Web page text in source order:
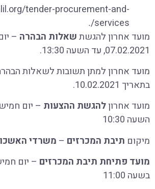
tender-procurement-and-
services/
.
מועד אחרון להגשתשאלות הבהרה –
07.02.2021, עד השעה 13:30.
מועד אחרון למתן תשובות לשאלות
בתאריך 10.02.2021.
מועד אחרוןלהגשת ההצעות
השעה 10:30
מיקום תיבת המכרזים – משרדי
מועד פתיחת תיבת המכרזים
בשעה 11:00